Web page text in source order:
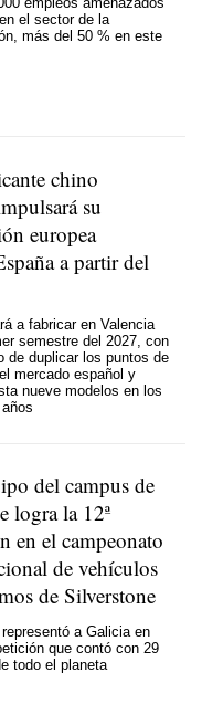
el sector de la
más del 50 % en este
chino
su
europea
a partir del
a fabricar en Valencia
semestre del 2027, con
de duplicar los puntos de
mercado español y
nueve modelos en los
del campus de
logra la 12ª
en el campeonato
de vehículos
de Silverstone
a Galicia en
que contó con 29
todo el planeta